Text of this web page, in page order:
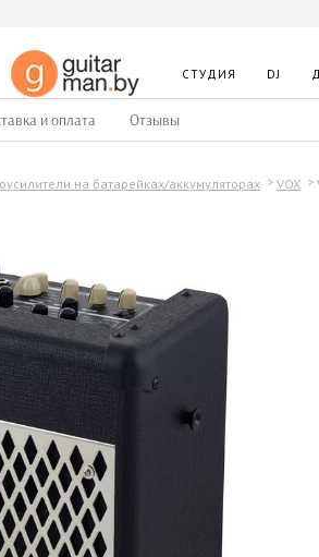
СТУДИЯ DJ
и оплата Отзывы
на батарейках/аккумуляторах VOX